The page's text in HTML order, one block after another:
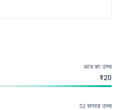
आज का उच्च
₹20
52 सप्ताह उच्च